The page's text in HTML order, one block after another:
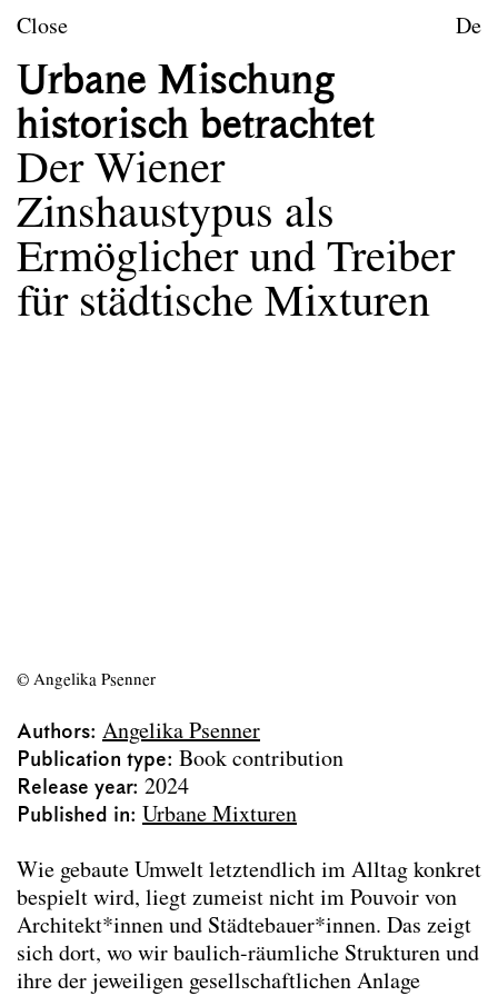
Skip to content
Urban Design
Purpose
Teaching
Research
Publications
Close De
Urbane Mischung
historisch betrachtet
Der Wiener
Zinshaustypus als
Ermöglicher und Treiber
für städtische Mixturen
© Angelika Psenner
Authors Angelika Psenner
Publication type Book contribution
Release year 2024
Published in
Urbane Mixturen
Wie gebaute Umwelt letztendlich im Alltag konkret
bespielt wird, liegt zumeist nicht im Pouvoir von
Architekt*innen und Städtebauer*innen. Das zeigt
sich dort, wo wir baulich-räumliche Strukturen und
ihre der jeweiligen gesellschaftlichen Anlage
Publications
The complete publication list of the Research Unit
Nutzungsmischung
Stadtparterre – oder – das Parterre als
Seismograph für die Schönheit der Stadt?
Der instabile Rand
Wiener Dazwischen
wissenschaftlichen und sozialen
Grundsätzen.“
Wien Radial!
Katalog : Vages Terrain
Camillo Sitte und die geflügelte Schnecke